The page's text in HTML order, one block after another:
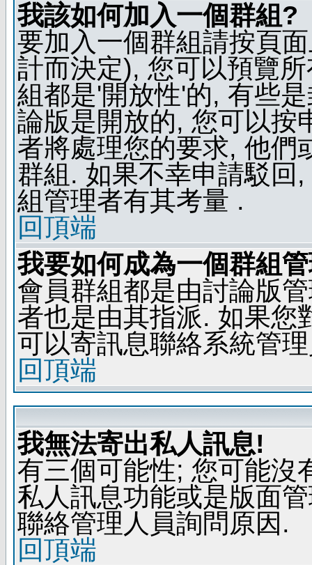
我該如何加入一個群組?
要加入一個群組請按頁
計而決定), 您可以預覽
組都是'開放性'的, 有些
論版是開放的, 您可以按
者將處理您的要求, 他們
群組. 如果不幸申請駁回
組管理者有其考量 .
回頂端
我要如何成為一個群組
會員群組都是由討論版
者也是由其指派. 如果您
可以寄訊息聯絡系統管
回頂端
我無法寄出私人訊息!
有三個可能性; 您可能沒
私人訊息功能或是版面
聯絡管理人員詢問原因.
回頂端